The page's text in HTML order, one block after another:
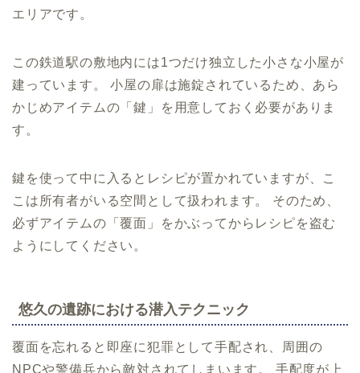
エリアです。
この鉄道駅の敷地内には1つだけ独立した小さな小屋が
建っています。 小屋の扉は施錠されているため、あら
かじめアイテムの「鍵」を用意しておく必要がありま
す。
鍵を使って中に入るとレシピが置かれていますが、こ
こは所有者がいる空間として扱われます。 そのため、
必ずアイテムの「覆面」をかぶってからレシピを盗む
ようにしてください。
悠久の遺跡における潜入テクニック
覆面を忘れると即座に犯罪として手配され、周囲の
NPCや警備兵から敵対されてしまいます。 手配度が上